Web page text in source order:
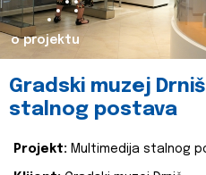
o projektu
Gradski muzej
stalnog postava
Projekt: Multimedija stalnog